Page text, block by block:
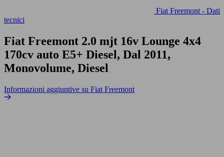
Fiat Freemont - Dati
tecnici
Fiat Freemont 2.0 mjt 16v Lounge 4x4
170cv auto E5+ Diesel, Dal 2011,
Monovolume, Diesel
Informazioni aggiuntive su Fiat Freemont